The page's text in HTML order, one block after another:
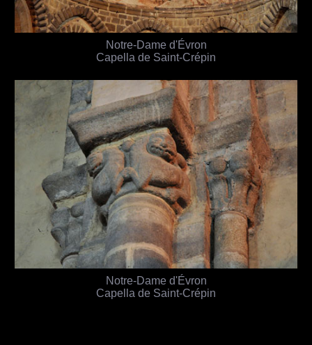
Notre-Dame d'Évron
Capella de Saint-Crépin
Notre-Dame d'Évron
Capella de Saint-Crépin